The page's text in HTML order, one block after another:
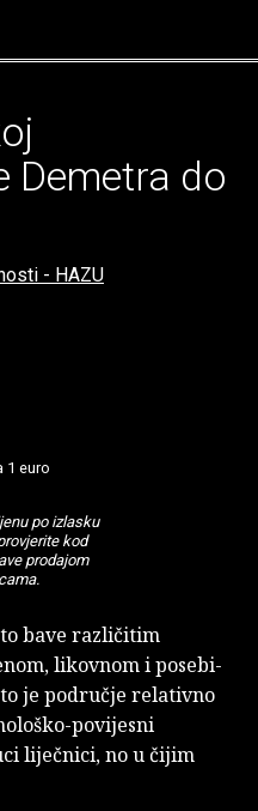
Demetra do
- HAZU
1 euro
po izlasku
kod
prodajom
bave različitim
likovnom i posebi­
je područje relativno
povijesni
liječnici, no u čijim